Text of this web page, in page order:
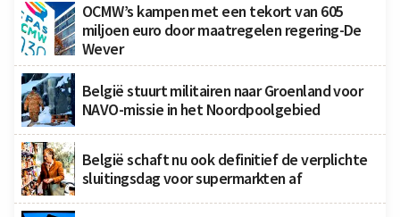
OCMW’s kampen met een tekort van 605
miljoen euro door maatregelen regering-De
Wever
België stuurt militairen naar Groenland voor
NAVO-missie in het Noordpoolgebied
België schaft nu ook definitief de verplichte
sluitingsdag voor supermarkten af